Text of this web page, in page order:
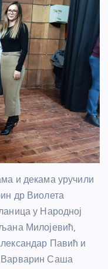
и декама уручили
др Виолета
у Народној
Милојевић,
Павић и
Варварин Саша